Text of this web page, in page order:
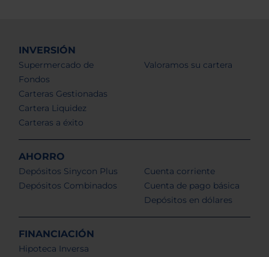
INVERSIÓN
Supermercado de
Fondos
Carteras Gestionadas
Cartera Liquidez
Carteras a éxito
Valoramos su cartera
AHORRO
Depósitos Sinycon Plus
Depósitos Combinados
Cuenta corriente
Cuenta de pago básica
Depósitos en dólares
FINANCIACIÓN
Hipoteca Inversa